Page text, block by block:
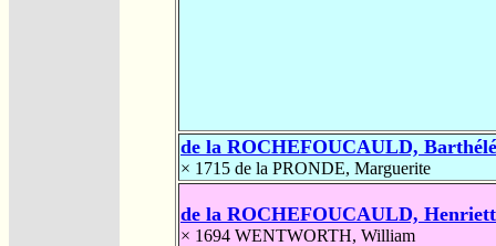
de la ROCHEFOUCAULD,
× 1715 de la PRONDE, Marguerite
de la ROCHEFOUCAULD,
× 1694 WENTWORTH, William